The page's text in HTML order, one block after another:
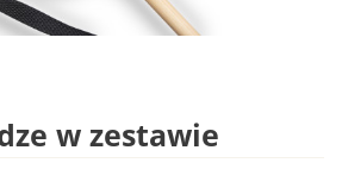
w zestawie